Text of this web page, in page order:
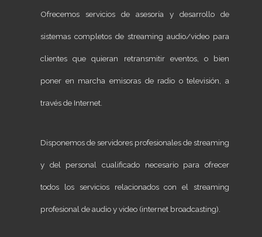
Ofrecemos servicios de asesoría y desarrollo de
sistemas completos de streaming audio/video para
clientes que quieran retransmitir eventos, o bien
poner en marcha emisoras de radio o televisión, a
través de Internet.
Disponemos de servidores profesionales de streaming
y del personal cualificado necesario para ofrecer
todos los servicios relacionados con el streaming
profesional de audio y video (internet broadcasting).